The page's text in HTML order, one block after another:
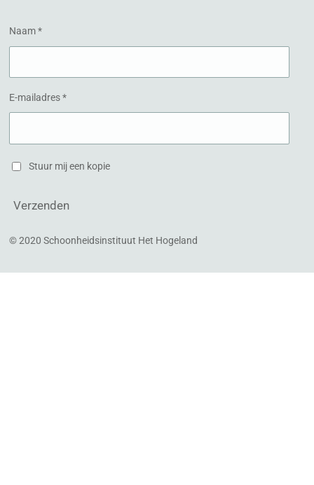
Naam *
E-mailadres *
Stuur mij een kopie
Verzenden
© 2020 Schoonheidsinstituut Het Hogeland